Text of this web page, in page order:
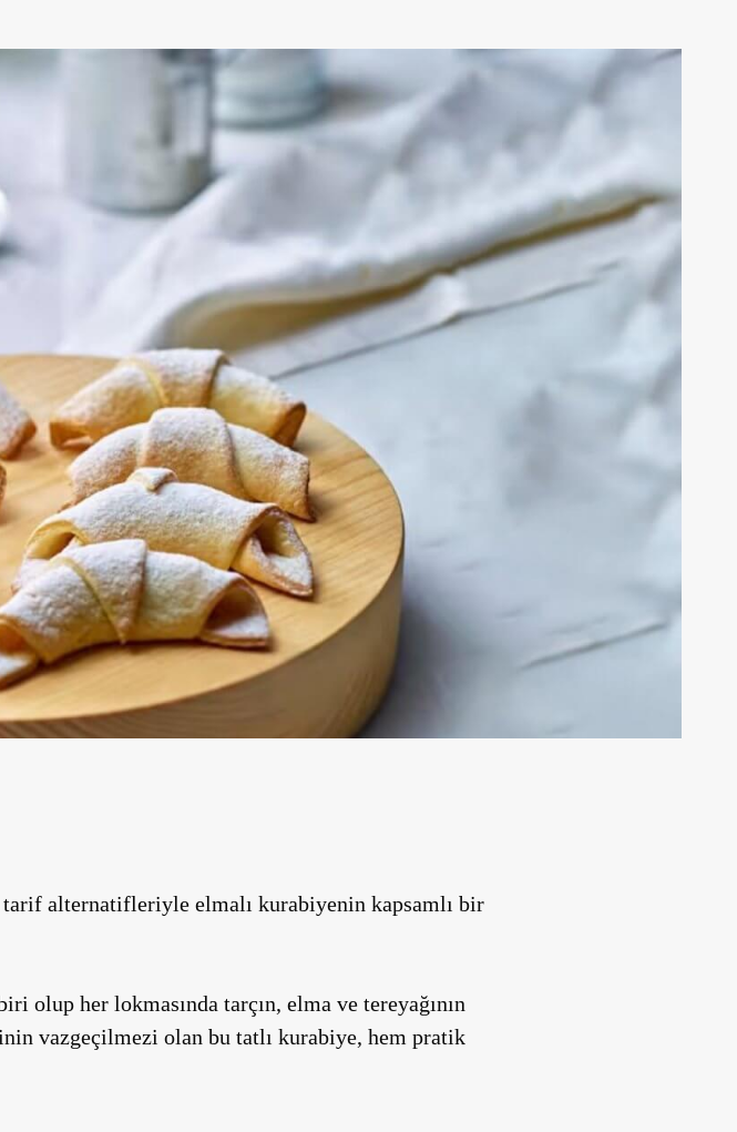
alternatifleriyle elmalı kurabiyenin kapsamlı bir
olup her lokmasında tarçın, elma ve tereyağının
vazgeçilmezi olan bu tatlı kurabiye, hem pratik